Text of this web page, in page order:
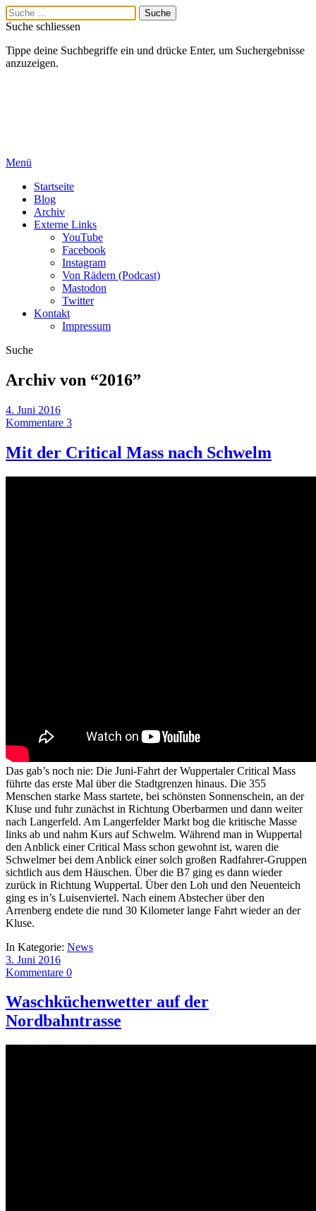
Suche schliessen
Tippe deine Suchbegriffe ein und drücke Enter, um Suchergebnisse
anzuzeigen.
Menü
Startseite
Blog
Archiv
Externe Links
YouTube
Facebook
Instagram
Von Rädern (Podcast)
Mastodon
Twitter
Kontakt
Impressum
Suche
Archiv von “2016”
4. Juni 2016
Kommentare 3
Mit der Critical Mass nach Schwelm
Das gab’s noch nie: Die Juni-Fahrt der Wuppertaler Critical Mass
führte das erste Mal über die Stadtgrenzen hinaus. Die 355
Menschen starke Mass startete, bei schönsten Sonnenschein, an der
Kluse und fuhr zunächst in Richtung Oberbarmen und dann weiter
nach Langerfeld. Am Langerfelder Markt bog die kritische Masse
links ab und nahm Kurs auf Schwelm. Während man in Wuppertal
den Anblick einer Critical Mass schon gewohnt ist, waren die
Schwelmer bei dem Anblick einer solch großen Radfahrer-Gruppen
sichtlich aus dem Häuschen. Über die B7 ging es dann wieder
zurück in Richtung Wuppertal. Über den Loh und den Neuenteich
ging es in’s Luisenviertel. Nach einem Abstecher über den
Arrenberg endete die rund 30 Kilometer lange Fahrt wieder an der
Kluse.
In Kategorie: News
3. Juni 2016
Kommentare 0
Waschküchenwetter auf der
Nordbahntrasse